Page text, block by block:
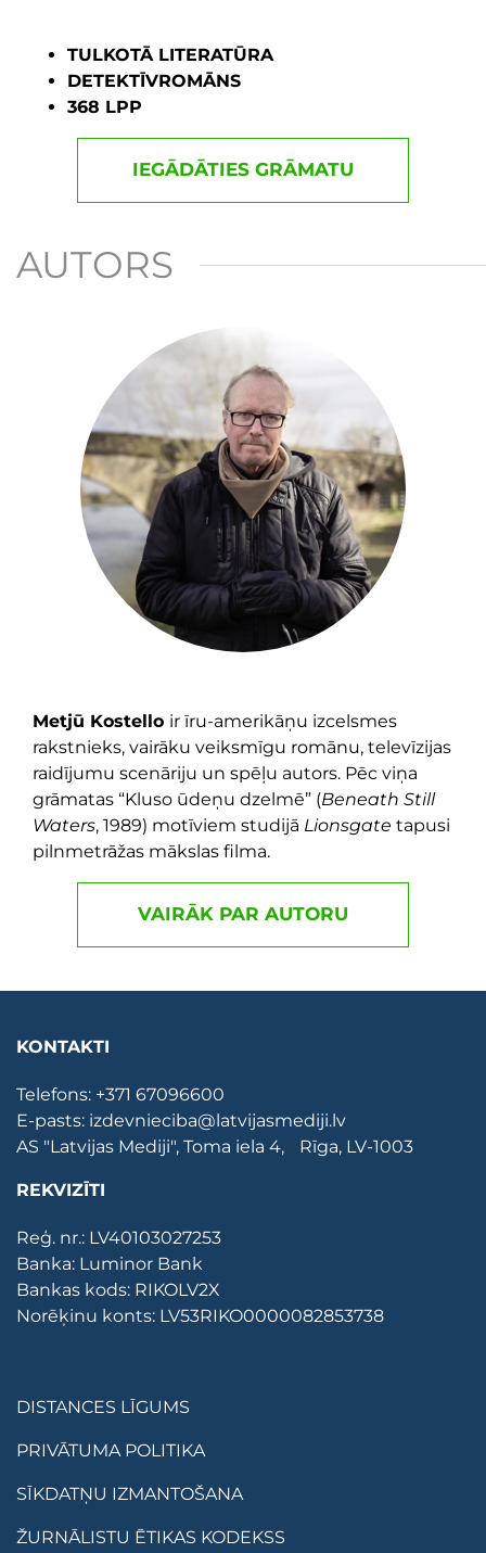
TULKOTĀ LITERATŪRA
DETEKTĪVROMĀNS
368 LPP
IEGĀDĀTIES GRĀMATU
AUTORS
Metjū Kostello ir īru-amerikāņu izcelsmes
rakstnieks, vairāku veiksmīgu romānu, televīzijas
raidījumu scenāriju un spēļu autors. Pēc viņa
grāmatas “Kluso ūdeņu dzelmē” (Beneath Still
Waters, 1989) motīviem studijā Lionsgate tapusi
pilnmetrāžas mākslas filma.
VAIRĀK PAR AUTORU
KONTAKTI
Telefons: +371 67096600
E-pasts: izdevnieciba@latvijasmediji.lv
AS "Latvijas Mediji", Toma iela 4, Rīga, LV-1003
REKVIZĪTI
Reģ. nr.: LV40103027253
Banka: Luminor Bank
Bankas kods: RIKOLV2X
Norēķinu konts: LV53RIKO0000082853738
DISTANCES LĪGUMS
PRIVĀTUMA POLITIKA
SĪKDATŅU IZMANTOŠANA
ŽURNĀLISTU ĒTIKAS KODEKSS